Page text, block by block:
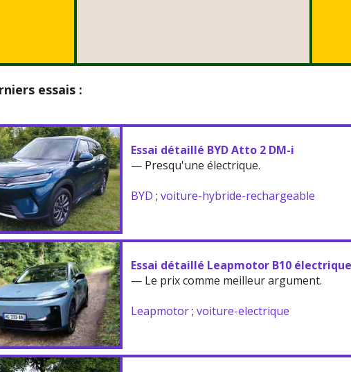
essais :
Essai détaillé BYD Atto 2 DM-i
— Presqu'une électrique.
BYD ;voiture-hybride-rechargeable
Essai détaillé Leapmotor B10 électrique
— Le prix comme meilleur argument.
Leapmotor;voiture-electrique